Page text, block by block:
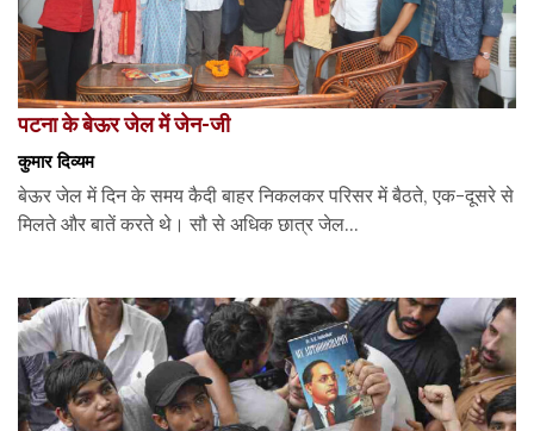
पटना के बेऊर जेल में जेन-जी
कुमार दिव्यम
बेऊर जेल में दिन के समय कैदी बाहर निकलकर परिसर में बैठते, एक-दूसरे से
मिलते और बातें करते थे। सौ से अधिक छात्र जेल...